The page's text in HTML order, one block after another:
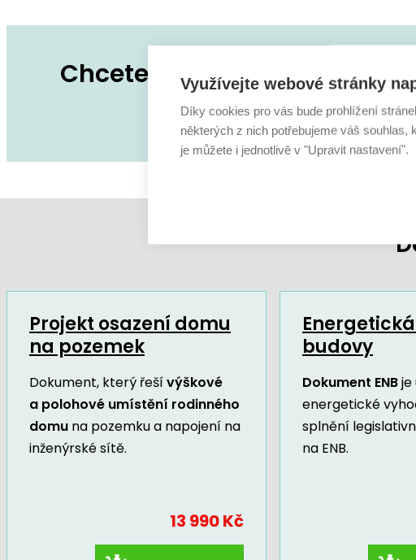
Chcete úpravu na tomto
Zeptejte se na
Projekt osazení domu
na pozemek
Dokument, který řešívýškové
a polohové umístění rodinného
domu na pozemku a napojení na
inženýrské sítě.
13 990 Kč
budovy
Dokument ENBje
energetické
splnění
na ENB.
Využívejte webové stránky
Díky cookies pro vás bude prohlížení
některých z nich potřebujeme váš souhlas,
je můžete i jednotlivě v "Upravit nastavení".